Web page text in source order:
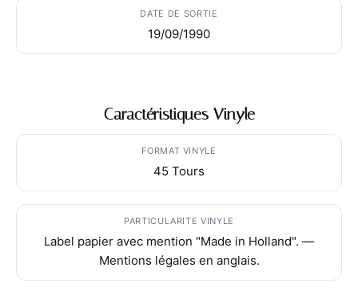
DATE DE SORTIE
19/09/1990
Caractéristiques Vinyle
FORMAT VINYLE
45 Tours
PARTICULARITE VINYLE
Label papier avec mention "Made in Holland". —
Mentions légales en anglais.